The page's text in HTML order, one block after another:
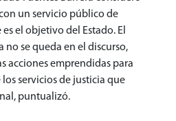
un servicio público de
el objetivo del Estado. El
no se queda en el discurso,
acciones emprendidas para
servicios de justicia que
puntualizó.